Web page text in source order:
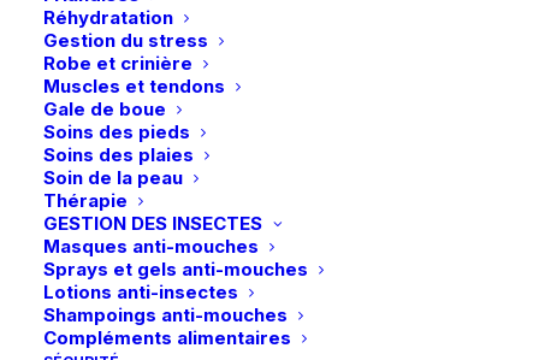
Réhydratation
Gestion du stress
Robe et crinière
Muscles et tendons
Gale de boue
Soins des pieds
Soins des plaies
Soin de la peau
Thérapie
GESTION DES INSECTES
Masques anti-mouches
Sprays et gels anti-mouches
Lotions anti-insectes
Shampoings anti-mouches
Compléments alimentaires
du
produit
Visa – MasterCard – Bancontact
Retours et échanges